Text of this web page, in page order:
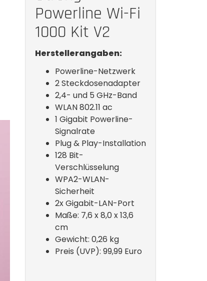
Powerline Wi-Fi
1000 Kit V2
Herstellerangaben:
Powerline-Netzwerk
2 Steckdosenadapter
2,4- und 5 GHz-Band
WLAN 802.11 ac
1 Gigabit Powerline-
Signalrate
Plug & Play-Installation
128 Bit-
Verschlüsselung
WPA2-WLAN-
Sicherheit
2x Gigabit-LAN-Port
Maße: 7,6 x 8,0 x 13,6
cm
Gewicht: 0,26 kg
Preis (UVP): 99,99 Euro